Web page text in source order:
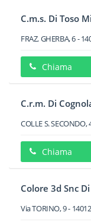
C.m.s. Di Toso
FRAZ. GHERBA, 6-
Chiama
C.r.m. Di
COLLE S. SECONDO,
Chiama
Colore 3d Snc
Via TORINO, 9- 14012